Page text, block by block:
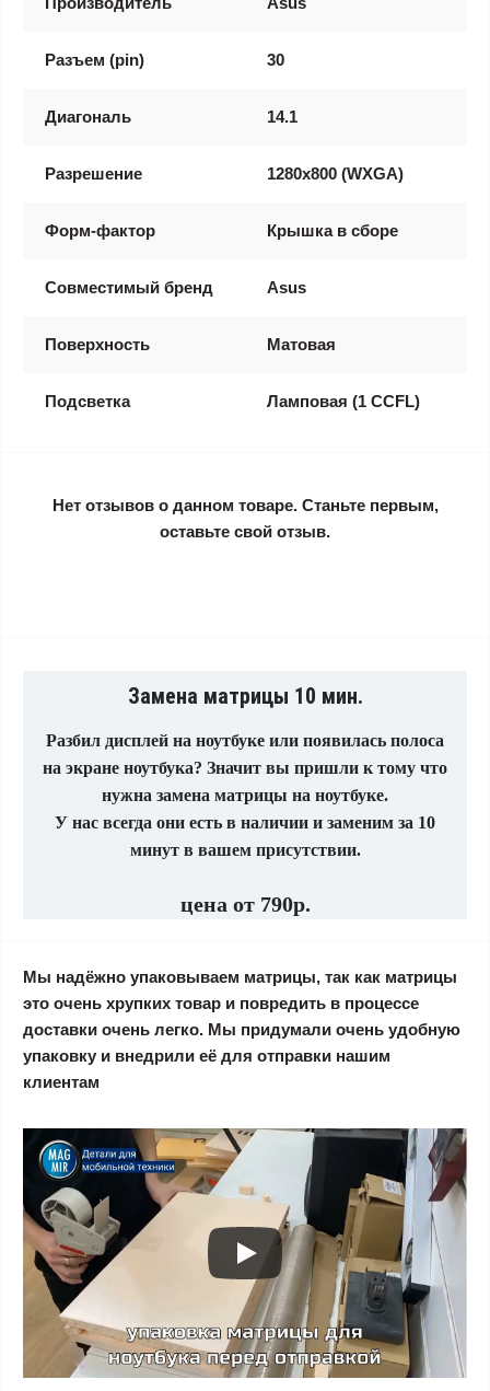
Разъем (pin) 30
Диагональ 14.1
Разрешение 1280x800 (WXGA)
Форм-фактор Крышка в сборе
Совместимый бренд Asus
Поверхность Матовая
Подсветка Ламповая (1 CCFL)
Нет отзывов о данном товаре. Станьте первым,
оставьте свой отзыв.
Замена матрицы 10 мин.
Разбил дисплей на ноутбуке или появилась полоса
на экране ноутбука? Значит вы пришли к тому что
нужна замена матрицы на ноутбуке.
У нас всегда они есть в наличии и заменим за 10
минут в вашем присутствии.
цена от 790р.
Мы надёжно упаковываем матрицы, так как матрицы
это очень хрупких товар и повредить в процессе
доставки очень легко. Мы придумали очень удобную
упаковку и внедрили её для отправки нашим
клиентам